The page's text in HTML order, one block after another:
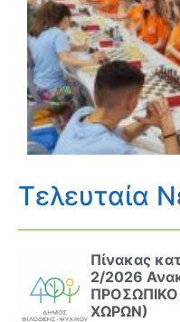
Τελευταία
Πίνακας
2/2026
ΧΩΡΩΝ)